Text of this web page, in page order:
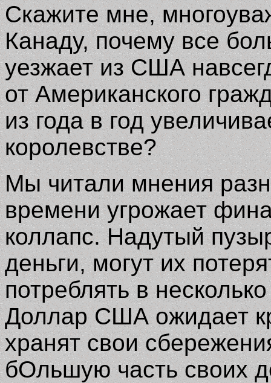
Скажите мне,
Канаду, почему все
уезжает из США
от Американского
из года в год
королевстве?
Мы читали мнения
времени угрожает
коллапс. Надутый
деньги, могут их
потреблять в
Доллар США ожидает
хранят свои
бОльшую часть своих